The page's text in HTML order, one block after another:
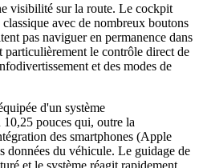
visibilité sur la route. Le cockpit
avec de nombreux boutons
pas naviguer en permanence dans
particulièrement le contrôle direct de
et des modes de
d'un système
pouces qui, outre la
des smartphones (Apple
données du véhicule. Le guidage de